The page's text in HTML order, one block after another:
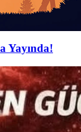
Yayında!